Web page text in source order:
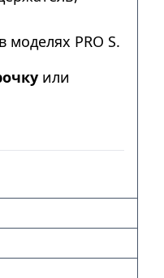
PRO S.
или